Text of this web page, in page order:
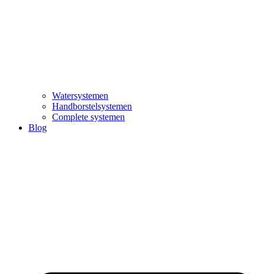
Watersystemen
Handborstelsystemen
Complete systemen
Blog